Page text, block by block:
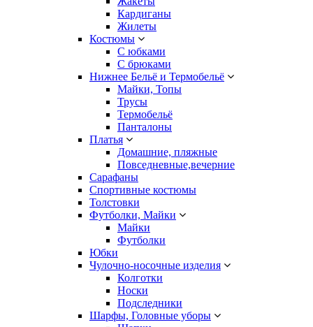
Кардиганы
Жилеты
Костюмы
С юбками
С брюками
Нижнее Бельё и Термобельё
Майки, Топы
Трусы
Термобельё
Панталоны
Платья
Домашние, пляжные
Повседневные,вечерние
Сарафаны
Спортивные костюмы
Толстовки
Футболки, Майки
Майки
Футболки
Юбки
Чулочно-носочные изделия
Колготки
Носки
Подследники
Шарфы, Головные уборы